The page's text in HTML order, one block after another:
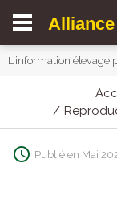
Alliance
L'information élevage
Publié en Mai